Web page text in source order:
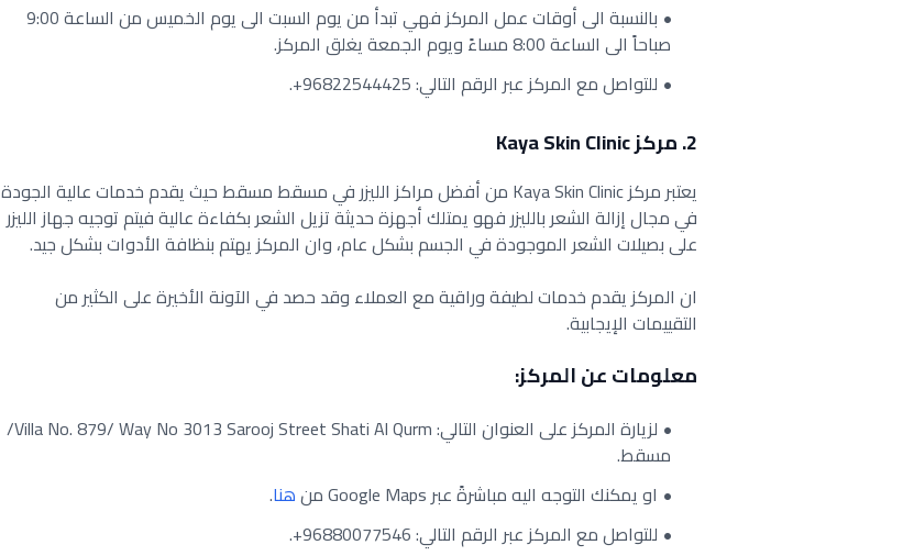
بالنسبة الى أوقات عمل المركز فهي تبدأ من يوم السبت الى يوم الخميس من الساعة 9:00
صباحاً الى الساعة 8:00 مساءً ويوم الجمعة يغلق المركز.
للتواصل مع المركز عبر الرقم التالي: 96822544425+.
2. مركز Kaya Skin Clinic
يعتبر مركز Kaya Skin Clinic من أفضل مراكز الليزر في مسقط مسقط حيث يقدم خدمات عالية الجودة
في مجال إزالة الشعر بالليزر فهو يمتلك أجهزة حديثة تزيل الشعر بكفاءة عالية فيتم توجيه جهاز الليزر
على بصيلات الشعر الموجودة في الجسم بشكل عام، وان المركز يهتم بنظافة الأدوات بشكل جيد.
ان المركز يقدم خدمات لطيفة وراقية مع العملاء وقد حصد في الآونة الأخيرة على الكثير من
التقييمات الإيجابية.
معلومات عن المركز:
لزيارة المركز على العنوان التالي: Villa No. 879/ Way No 3013 Sarooj Street Shati Al Qurm/
مسقط.
او يمكنك التوجه اليه مباشرةً عبر Google Maps من
هنا.
للتواصل مع المركز عبر الرقم التالي: 96880077546+.